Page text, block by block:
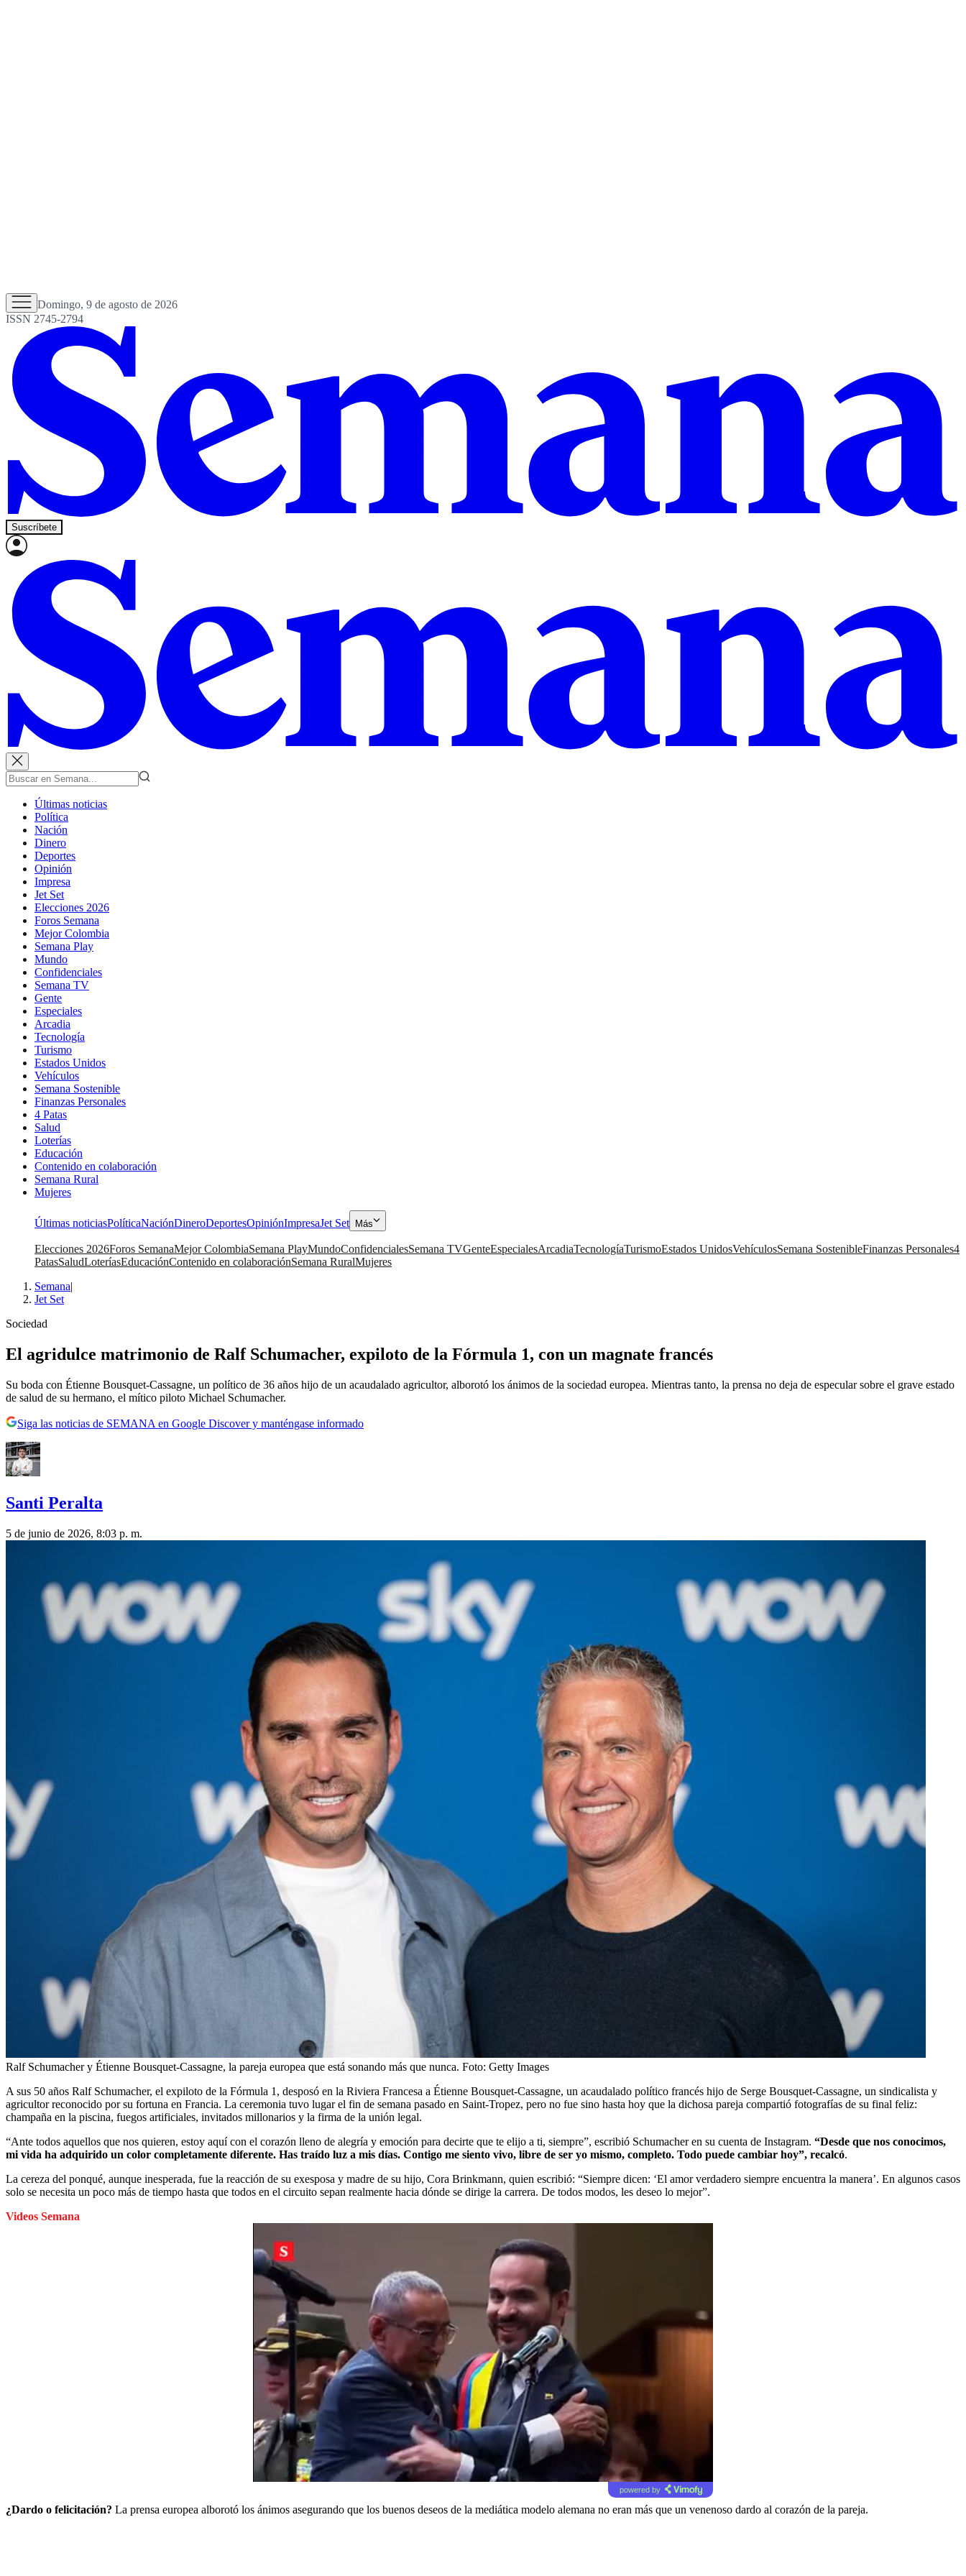
Domingo, 9 de agosto de 2026
ISSN 2745-2794
Suscríbete
Últimas noticias
Política
Nación
Dinero
Deportes
Opinión
Impresa
Jet Set
Elecciones 2026
Foros Semana
Mejor Colombia
Semana Play
Mundo
Confidenciales
Semana TV
Gente
Especiales
Arcadia
Tecnología
Turismo
Estados Unidos
Vehículos
Semana Sostenible
Finanzas Personales
4 Patas
Salud
Loterías
Educación
Contenido en colaboración
Semana Rural
Mujeres
Últimas noticiasPolíticaNaciónDineroDeportesOpiniónImpresaJet Set Más
Elecciones 2026Foros SemanaMejor ColombiaSemana PlayMundoConfidencialesSemana TVGenteEspecialesArcadiaTecnologíaTurismoEstados UnidosVehículosSemana SostenibleFinanzas Personales4
PatasSaludLoteríasEducaciónContenido en colaboraciónSemana RuralMujeres
Semana|
Jet Set
Sociedad
El agridulce matrimonio de Ralf Schumacher, expiloto de la Fórmula 1, con un magnate francés
Su boda con Étienne Bousquet-Cassagne, un político de 36 años hijo de un acaudalado agricultor, alborotó los ánimos de la sociedad europea. Mientras tanto, la prensa no deja de especular sobre el grave estado
de salud de su hermano, el mítico piloto Michael Schumacher.
Siga las noticias de SEMANA en Google Discover y manténgase informado
Santi Peralta
5 de junio de 2026, 8:03 p. m.
Ralf Schumacher y Étienne Bousquet-Cassagne, la pareja europea que está sonando más que nunca. Foto: Getty Images
A sus 50 años Ralf Schumacher, el expiloto de la Fórmula 1, desposó en la Riviera Francesa a Étienne Bousquet-Cassagne, un acaudalado político francés hijo de Serge Bousquet-Cassagne, un sindicalista y
agricultor reconocido por su fortuna en Francia. La ceremonia tuvo lugar el fin de semana pasado en Saint-Tropez, pero no fue sino hasta hoy que la dichosa pareja compartió fotografías de su final feliz:
champaña en la piscina, fuegos artificiales, invitados millonarios y la firma de la unión legal.
“Ante todos aquellos que nos quieren, estoy aquí con el corazón lleno de alegría y emoción para decirte que te elijo a ti, siempre”, escribió Schumacher en su cuenta de Instagram. “Desde que nos conocimos,
mi vida ha adquirido un color completamente diferente. Has traído luz a mis días. Contigo me siento vivo, libre de ser yo mismo, completo. Todo puede cambiar hoy”, recalcó.
La cereza del ponqué, aunque inesperada, fue la reacción de su exesposa y madre de su hijo, Cora Brinkmann, quien escribió: “Siempre dicen: ‘El amor verdadero siempre encuentra la manera’. En algunos casos
solo se necesita un poco más de tiempo hasta que todos en el circuito sepan realmente hacia dónde se dirige la carrera. De todos modos, les deseo lo mejor”.
Videos Semana
powered by
¿Dardo o felicitación? La prensa europea alborotó los ánimos asegurando que los buenos deseos de la mediática modelo alemana no eran más que un venenoso dardo al corazón de la pareja.